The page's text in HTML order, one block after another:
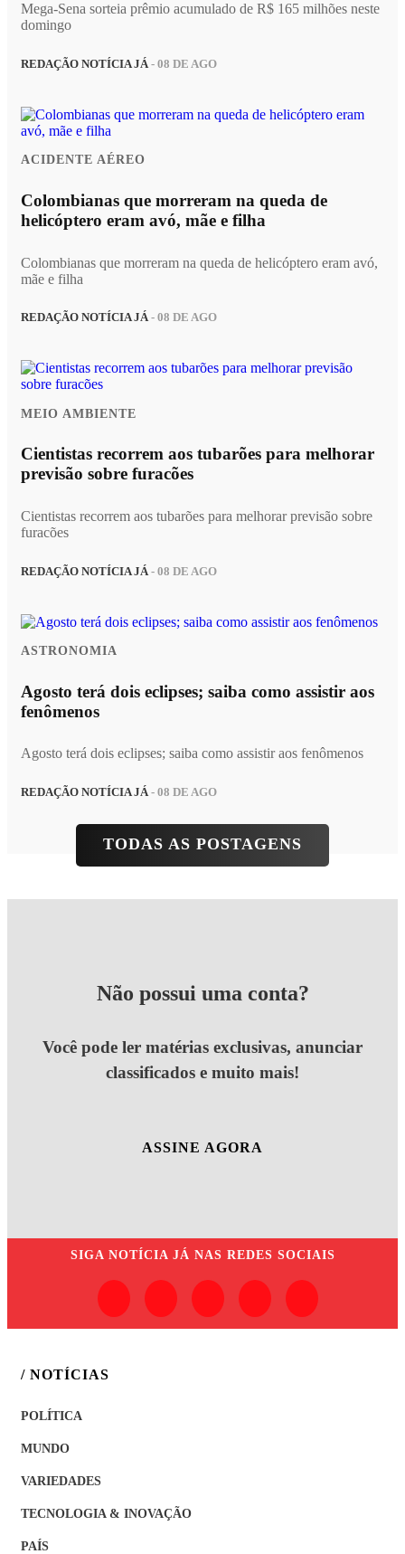
Mega-Sena sorteia prêmio acumulado de R$ 165 milhões neste
domingo
REDAÇÃO NOTÍCIA JÁ- 08 DE AGO
ACIDENTE AÉREO
Colombianas que morreram na queda de
helicóptero eram avó, mãe e filha
Colombianas que morreram na queda de helicóptero eram avó,
mãe e filha
REDAÇÃO NOTÍCIA JÁ- 08 DE AGO
MEIO AMBIENTE
Cientistas recorrem aos tubarões para melhorar
previsão sobre furacões
Cientistas recorrem aos tubarões para melhorar previsão sobre
furacões
REDAÇÃO NOTÍCIA JÁ - 08 DE AGO
ASTRONOMIA
Agosto terá dois eclipses; saiba como assistir aos
fenômenos
Agosto terá dois eclipses; saiba como assistir aos fenômenos
REDAÇÃO NOTÍCIA JÁ- 08 DE AGO
TODAS AS POSTAGENS
Não possui uma conta?
Você pode ler matérias exclusivas, anunciar
classificados e muito mais!
ASSINE AGORA
SIGA NOTÍCIA JÁ NAS REDES SOCIAIS
/ NOTÍCIAS
POLÍTICA
MUNDO
VARIEDADES
TECNOLOGIA & INOVAÇÃO
PAÍS